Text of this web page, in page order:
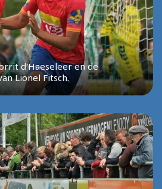
d'Haeseleer en de
Lionel Fitsch.